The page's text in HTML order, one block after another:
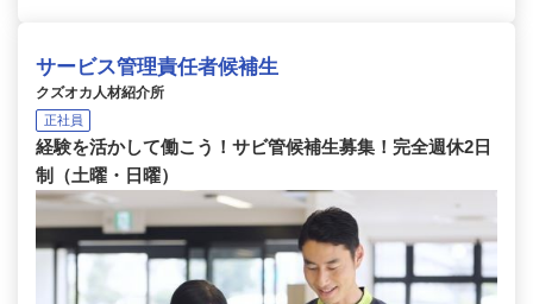
サービス管理責任者候補生
クズオカ人材紹介所
正社員
経験を活かして働こう！サビ管候補生募集！完全週休2日
制（土曜・日曜）